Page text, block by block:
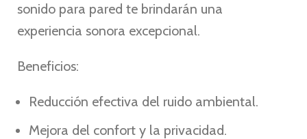
sonido para pared te brindarán una
experiencia sonora excepcional.
Beneficios:
Reducción efectiva del ruido ambiental.
Mejora del confort y la privacidad.